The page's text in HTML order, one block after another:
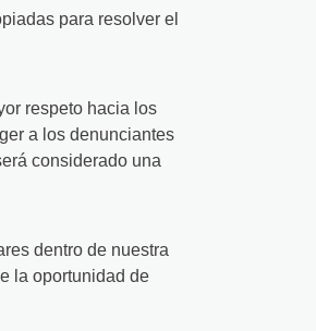
para resolver el
respeto hacia los
a los denunciantes
considerado una
dentro de nuestra
la oportunidad de